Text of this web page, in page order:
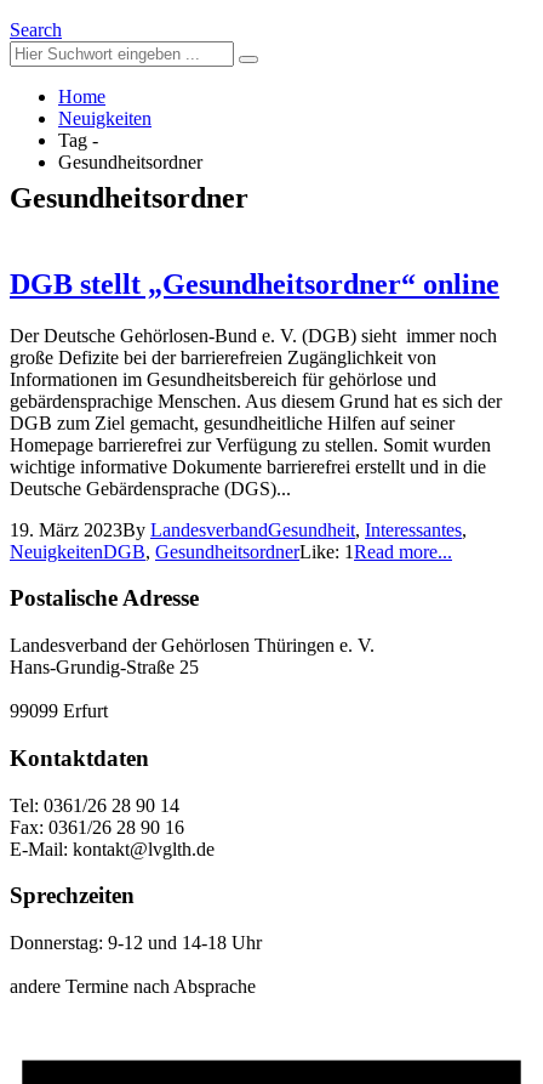
Search
Home
Neuigkeiten
Tag -
Gesundheitsordner
Gesundheitsordner
DGB stellt „Gesundheitsordner“ online
Der Deutsche Gehörlosen-Bund e. V. (DGB) sieht immer noch
große Defizite bei der barrierefreien Zugänglichkeit von
Informationen im Gesundheitsbereich für gehörlose und
gebärdensprachige Menschen. Aus diesem Grund hat es sich der
DGB zum Ziel gemacht, gesundheitliche Hilfen auf seiner
Homepage barrierefrei zur Verfügung zu stellen. Somit wurden
wichtige informative Dokumente barrierefrei erstellt und in die
Deutsche Gebärdensprache (DGS)...
19. März 2023By LandesverbandGesundheit, Interessantes,
NeuigkeitenDGB, GesundheitsordnerLike: 1Read more...
Postalische Adresse
Landesverband der Gehörlosen Thüringen e. V.
Hans-Grundig-Straße 25
99099 Erfurt
Kontaktdaten
Tel: 0361/26 28 90 14
Fax: 0361/26 28 90 16
E-Mail: kontakt@lvglth.de
Sprechzeiten
Donnerstag: 9-12 und 14-18 Uhr
andere Termine nach Absprache